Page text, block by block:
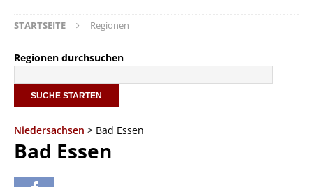
STARTSEITE Regionen
Regionen durchsuchen
Niedersachsen > Bad Essen
Bad Essen